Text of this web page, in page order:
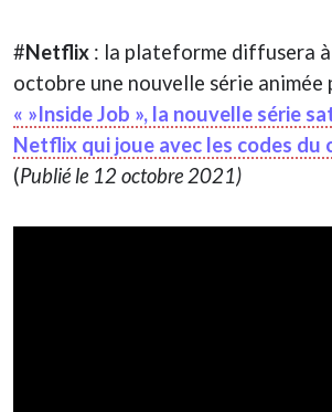
#Netflix : la plateforme diffusera
octobre une nouvelle série animée
« »Inside Job », la nouvelle série
Netflix qui joue avec les codes du
(Publié le 12 octobre 2021)